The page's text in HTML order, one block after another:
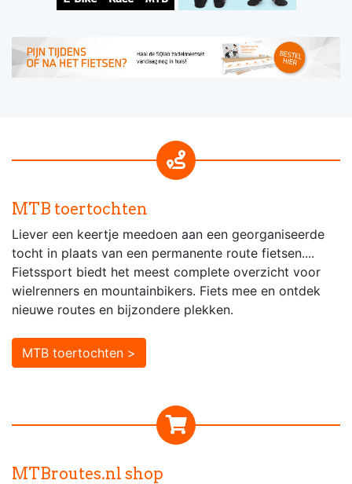
MTB toertochten
Liever een keertje meedoen aan een georganiseerde
tocht in plaats van een permanente route fietsen....
Fietssport biedt het meest complete overzicht voor
wielrenners en mountainbikers. Fiets mee en ontdek
nieuwe routes en bijzondere plekken.
MTB toertochten >
MTBroutes.nl shop